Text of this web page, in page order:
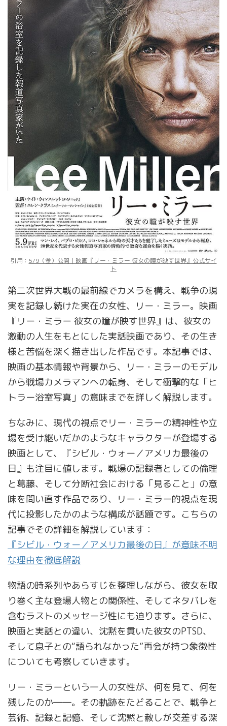
引用： 5/9（金）公開｜映画『リー・ミラー 彼女の瞳が映す世界』公式サイ
ト
第二次世界大戦の最前線でカメラを構え、戦争の現
実を記録し続けた実在の女性、リー・ミラー。映画
『リー・ミラー 彼女の瞳が映す世界』は、彼女の
激動の人生をもとにした実話映画であり、その生き
様と苦悩を深く描き出した作品です。本記事では、
映画の基本情報や背景から、リー・ミラーのモデル
から戦場カメラマンへの転身、そして衝撃的な「ヒ
トラー浴室写真」の意味までを詳しく解説します。
ちなみに、現代の視点でリー・ミラーの精神性や立
場を受け継いだかのようなキャラクターが登場する
映画として、『シビル・ウォー／アメリカ最後の
日』も注目に値します。戦場の記録者としての倫理
と葛藤、そして分断社会における「見ること」の意
味を問い直す作品であり、リー・ミラー的視点を現
代に投影したかのような構成が話題です。こちらの
記事でその詳細を解説しています：
『シビル・ウォー／アメリカ最後の日』が意味不明
な理由を徹底解説
物語の時系列やあらすじを整理しながら、彼女を取
り巻く主な登場人物との関係性、そしてネタバレを
含むラストのメッセージ性にも迫ります。さらに、
映画と実話との違い、沈黙を貫いた彼女のPTSD、
そして息子との“語られなかった”再会が持つ象徴性
についても考察していきます。
リー・ミラーという一人の女性が、何を見て、何を
残したのか――。その軌跡をたどることで、戦争と
芸術、記録と記憶、そして沈黙と赦しが交差する深